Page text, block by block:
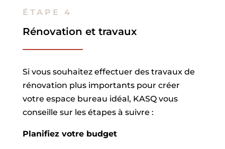
ÉTAPE 4
Rénovation et travaux
Si vous souhaitez effectuer des travaux de
rénovation plus importants pour créer
votre espace bureau idéal, KASQ vous
conseille sur les étapes à suivre :
Planifiez votre budget